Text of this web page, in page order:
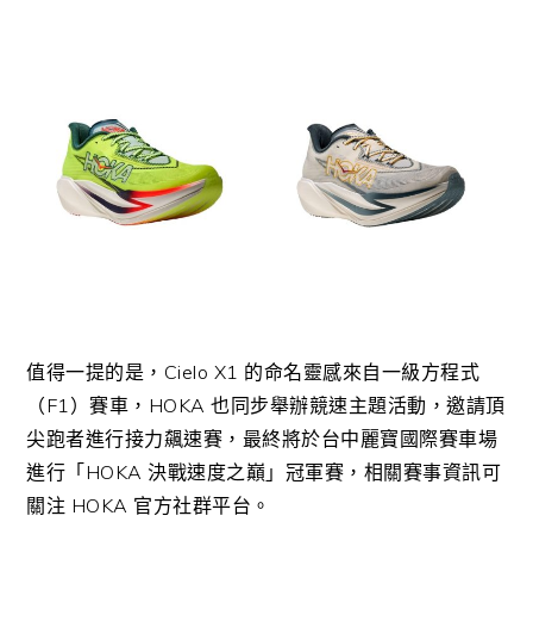
值得一提的是，Cielo X1 的命名靈感來自一級方程式
（F1）賽車，HOKA 也同步舉辦競速主題活動，邀請頂
尖跑者進行接力飆速賽，最終將於台中麗寶國際賽車場
進行「HOKA 決戰速度之巔」冠軍賽，相關賽事資訊可
關注 HOKA 官方社群平台。